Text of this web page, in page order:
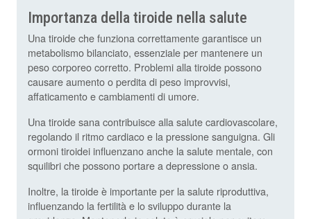
Importanza della tiroide nella salute
Una tiroide che funziona correttamente garantisce un
metabolismo bilanciato, essenziale per mantenere un
peso corporeo corretto. Problemi alla tiroide possono
causare aumento o perdita di peso improvvisi,
affaticamento e cambiamenti di umore.
Una tiroide sana contribuisce alla salute cardiovascolare,
regolando il ritmo cardiaco e la pressione sanguigna. Gli
ormoni tiroidei influenzano anche la salute mentale, con
squilibri che possono portare a depressione o ansia.
Inoltre, la tiroide è importante per la salute riproduttiva,
influenzando la fertilità e lo sviluppo durante la